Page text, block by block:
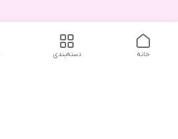
دسته‌بندی خانه